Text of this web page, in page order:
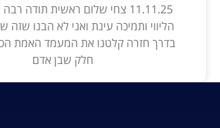
11.11.25 צחי שלום ראשית תודה
הליווי ותמיכה עינת ואני לא הבנו שזה
בדרך חזרה קלטנו את המעמד האמת
חלק שבן אדם